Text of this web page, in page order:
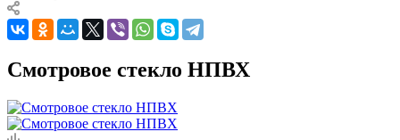
Смотровое стекло НПВХ